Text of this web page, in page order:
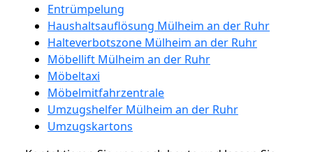
Entrümpelung
Haushaltsauflösung Mülheim an der Ruhr
Halteverbotszone Mülheim an der Ruhr
Möbellift Mülheim an der Ruhr
Möbeltaxi
Möbelmitfahrzentrale
Umzugshelfer Mülheim an der Ruhr
Umzugskartons